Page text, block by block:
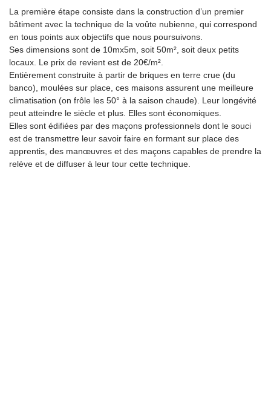
La première étape consiste dans la construction d’un premier
bâtiment avec la technique de la voûte nubienne, qui correspond
en tous points aux objectifs que nous poursuivons.
Ses dimensions sont de 10mx5m, soit 50m², soit deux petits
locaux. Le prix de revient est de 20€/m².
Entièrement construite à partir de briques en terre crue (du
banco), moulées sur place, ces maisons assurent une meilleure
climatisation (on frôle les 50° à la saison chaude). Leur longévité
peut atteindre le siècle et plus. Elles sont économiques.
Elles sont édifiées par des maçons professionnels dont le souci
est de transmettre leur savoir faire en formant sur place des
apprentis, des manœuvres et des maçons capables de prendre la
relève et de diffuser à leur tour cette technique.